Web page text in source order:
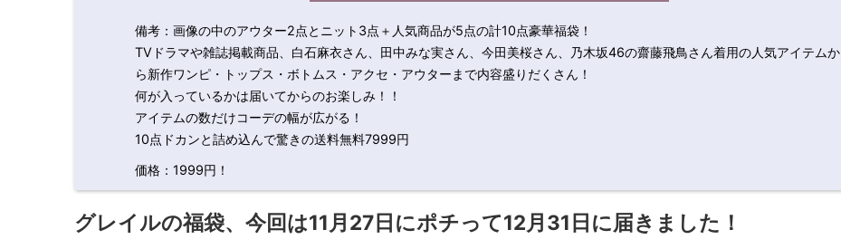
備考：画像の中のアウター2点とニット3点＋人気商品が5点の計10点豪華福袋！
TVドラマや雑誌掲載商品、白石麻衣さん、田中みな実さん、今田美桜さん、乃木坂46の齋藤飛鳥さん着用の人気アイテムか
ら新作ワンピ・トップス・ボトムス・アクセ・アウターまで内容盛りだくさん！
何が入っているかは届いてからのお楽しみ！！
アイテムの数だけコーデの幅が広がる！
10点ドカンと詰め込んで驚きの送料無料7999円
価格：1999円！
グレイルの福袋、今回は11月27日にポチって12月31日に届きました！